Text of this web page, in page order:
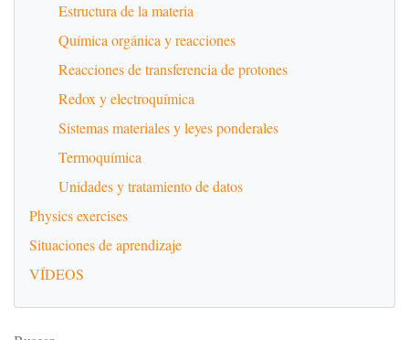
Estructura de la materia
Química orgánica y reacciones
Reacciones de transferencia de protones
Redox y electroquímica
Sistemas materiales y leyes ponderales
Termoquímica
Unidades y tratamiento de datos
Physics exercises
Situaciones de aprendizaje
VÍDEOS